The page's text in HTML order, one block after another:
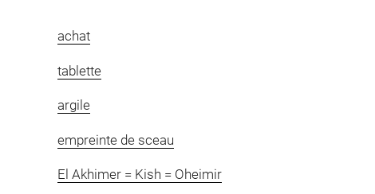
achat
tablette
argile
empreinte de sceau
El Akhimer = Kish = Oheimir